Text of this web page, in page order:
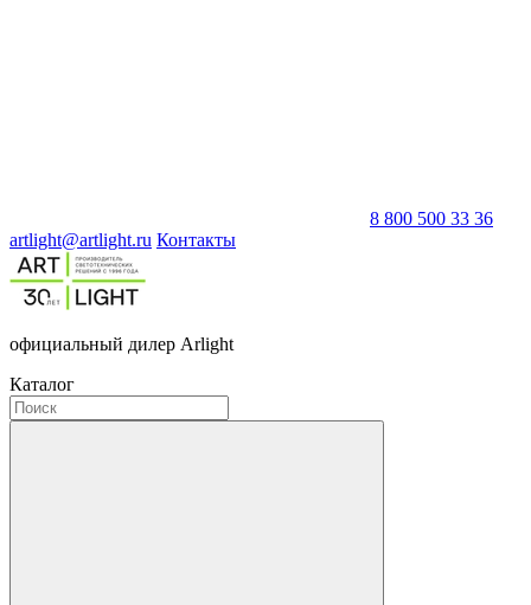
8 800 500 33 36
artlight@artlight.ru Контакты
официальный дилер Arlight
Каталог